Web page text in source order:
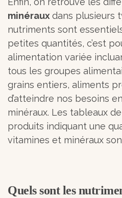
minérauxdans plusieurs
nutriments sont
petites quantités, c’est
alimentation variée
tous les groupes
grains entiers, aliments
d’atteindre nos besoins
minéraux. Les tableaux
produits indiquant une
vitamines et minéraux
Quels sont les